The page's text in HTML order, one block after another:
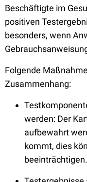
Beschäftigte im
positiven
besonders, wenn
Folgende
Zusammenhang:
werden: Der
aufbewahrt
kommt, dies
beeinträchtigen.